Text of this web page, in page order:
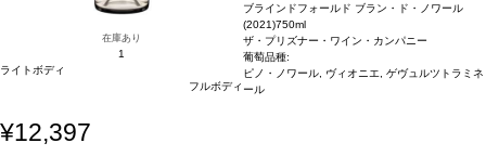
在庫あり
1
ライトボディ
フルボディ
ブラインドフォールド ブラン・ド・ノワール
(2021)750ml
ザ・プリズナー・ワイン・カンパニー
葡萄品種:
ピノ・ノワール, ヴィオニエ, ゲヴュルツトラミネ
ール
¥12,397